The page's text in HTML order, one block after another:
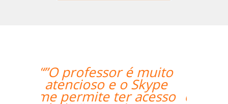
“”I was really happy
with the overall
experience. Aline was